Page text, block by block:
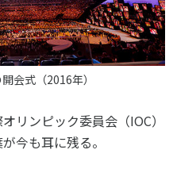
会員登録
会式（2016年）
リンピック委員会（IOC）
今も耳に残る。